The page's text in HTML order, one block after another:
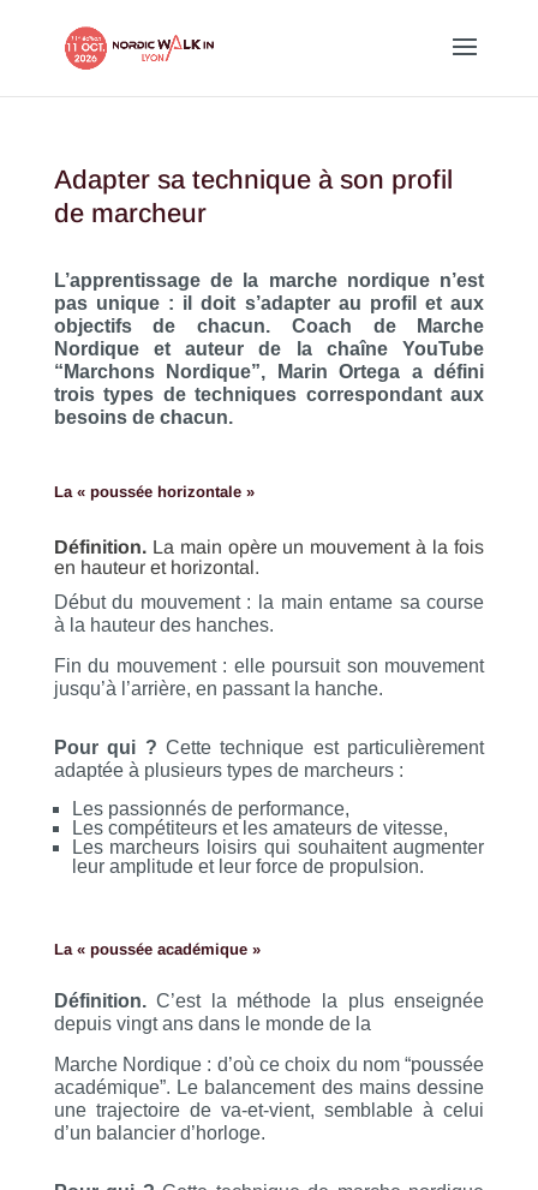
Adapter sa technique à son profil
de marcheur
L’apprentissage de la marche nordique n’est
pas unique : il doit s’adapter au profil et aux
objectifs de chacun. Coach de Marche
Nordique et auteur de la chaîne YouTube
“Marchons Nordique”, Marin Ortega a défini
trois types de techniques correspondant aux
besoins de chacun.
La « poussée horizontale »
Définition.La main opère un mouvement à la fois
en hauteur et horizontal.
Début du mouvement : la main entame sa course
à la hauteur des hanches.
Fin du mouvement : elle poursuit son mouvement
jusqu’à l’arrière, en passant la hanche.
Pour qui ? Cette technique est particulièrement
adaptée à plusieurs types de marcheurs :
Les passionnés de performance,
Les compétiteurs et les amateurs de vitesse,
Les marcheurs loisirs qui souhaitent augmenter
leur amplitude et leur force de propulsion.
La « poussée académique »
Définition.C’est la méthode la plus enseignée
depuis vingt ans dans le monde de la
Marche Nordique : d’où ce choix du nom “poussée
académique”. Le balancement des mains dessine
une trajectoire de va-et-vient, semblable à celui
d’un balancier d’horloge.